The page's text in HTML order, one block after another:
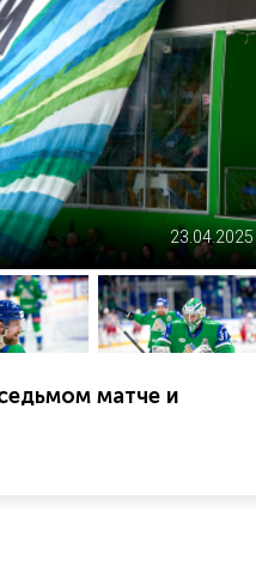
23.04.2025
матче и